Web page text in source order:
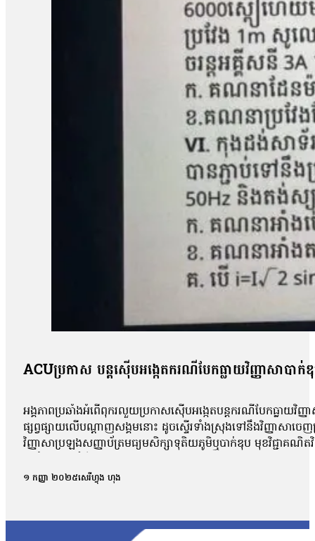
ACUប្រកាស បន្តស៊ើបអង្កេតករណីបែកធ្លាយវិញ្ញាសាបាក់
អង្គភាពប្រឆាំងអំពើពុករលួយប្រកាសស៊ើបអង្កេតបន្តករណីបែកធ្លាយវិ
ផ្សព្វផ្សាយលើបណ្ដាញសង្គមនោះ ដូចស្ទើរទាំងស្រុងទៅនឹងវិញ្ញាសាច
វិញ្ញាសាប្រឡងសញ្ញាប័ត្រមធ្យមសិក្សាទុតិយភូមិឬបាក់ឌុប មុខវិជ្ជាគណិត
ពេល នៅក្នុងគ្រុបតេឡេក្រាម ដែលបានបែកធ្លាយ។ តាមរយៈលិខិតចុះថ្
បង្ហោះព័ត៌មានដែលនិយាយថា ការបែកធ្លាយនូវវិញ្ញាសាគណិតវិទ្យា គឺជ
១ កញ្ញា ២០២៥សេរីហ្វុង ហុង